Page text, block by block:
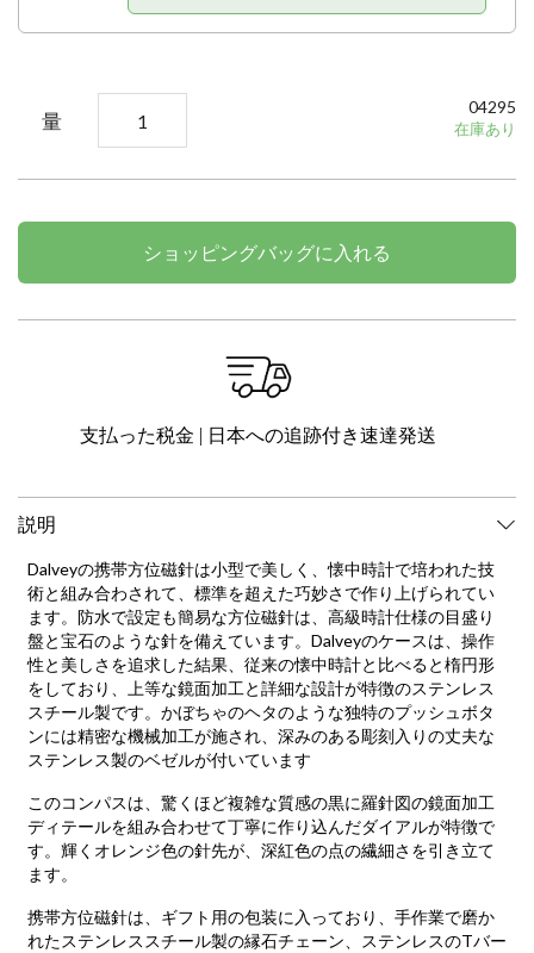
量
04295
在庫あり
ショッピングバッグに入れる
支払った税金 | 日本への追跡付き速達発送
説明
Dalveyの携帯方位磁針は小型で美しく、懐中時計で培われた技
術と組み合わされて、標準を超えた巧妙さで作り上げられてい
ます。防水で設定も簡易な方位磁針は、高級時計仕様の目盛り
盤と宝石のような針を備えています。Dalveyのケースは、操作
性と美しさを追求した結果、従来の懐中時計と比べると楕円形
をしており、上等な鏡面加工と詳細な設計が特徴のステンレス
スチール製です。かぼちゃのヘタのような独特のプッシュボタ
ンには精密な機械加工が施され、深みのある彫刻入りの丈夫な
ステンレス製のベゼルが付いています
このコンパスは、驚くほど複雑な質感の黒に羅針図の鏡面加工
ディテールを組み合わせて丁寧に作り込んだダイアルが特徴で
す。輝くオレンジ色の針先が、深紅色の点の繊細さを引き立て
ます。
携帯方位磁針は、ギフト用の包装に入っており、手作業で磨か
れたステンレススチール製の縁石チェーン、ステンレスのTバー